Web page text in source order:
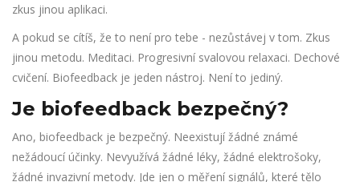
zkus jinou aplikaci.
A pokud se cítíš, že to není pro tebe - nezůstávej v tom. Zkus
jinou metodu. Meditaci. Progresivní svalovou relaxaci. Dechové
cvičení. Biofeedback je jeden nástroj. Není to jediný.
Je biofeedback bezpečný?
Ano, biofeedback je bezpečný. Neexistují žádné známé
nežádoucí účinky. Nevyužívá žádné léky, žádné elektrošoky,
žádné invazivní metody. Jde jen o měření signálů, které tělo